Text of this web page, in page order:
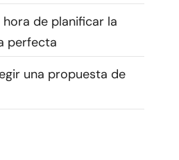
de planificar la
perfecta
una propuesta de